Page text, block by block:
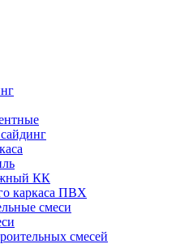
КК
каркаса ПВХ
смеси
смесей